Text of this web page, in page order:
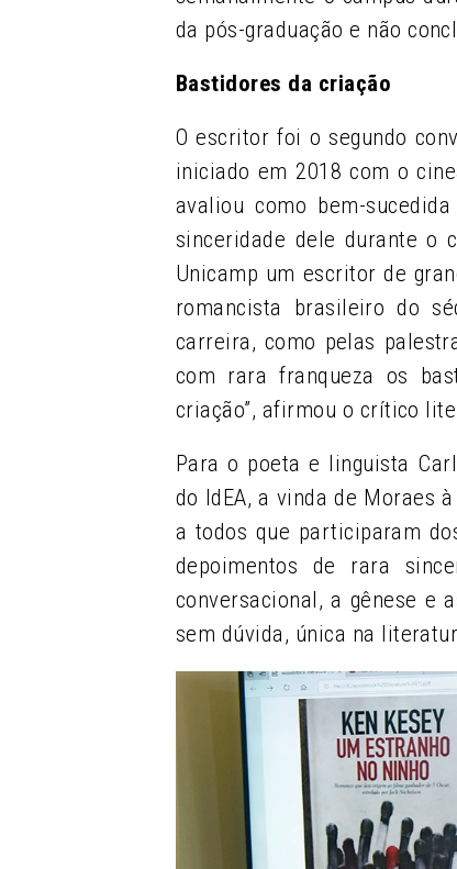
da pós-graduação e não
Bastidores da criação
O escritor foi o segundo
iniciado em 2018 com o
avaliou como bem-
sinceridade dele durante o
Unicamp um escritor de
romancista brasileiro do
carreira, como pelas
com rara franqueza os
criação”, afirmou o crítico
Para o poeta e linguista
do IdEA, a vinda de Moraes
a todos que participaram
depoimentos de rara
conversacional, a gênese e
sem dúvida, única na